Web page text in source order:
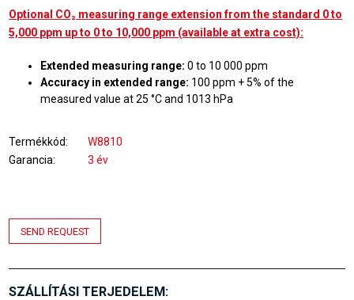
Optional CO₂ measuring range extension from the standard 0 to
5,000 ppm up to 0 to 10,000 ppm (available at extra cost):
Extended measuring range: 0 to 10 000 ppm
Accuracy in extended range: 100 ppm + 5% of the
measured value at 25 °C and 1013 hPa
Termékkód
W8810
Garancia
3 év
SEND REQUEST
SZÁLLÍTÁSI TERJEDELEM: